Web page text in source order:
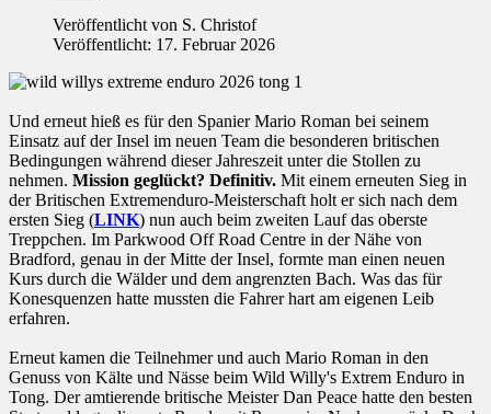
Veröffentlicht von S. Christof
Veröffentlicht: 17. Februar 2026
Und erneut hieß es für den Spanier Mario Roman bei seinem
Einsatz auf der Insel im neuen Team die besonderen britischen
Bedingungen während dieser Jahreszeit unter die Stollen zu
nehmen. Mission geglückt? Definitiv. Mit einem erneuten Sieg in
der Britischen Extremenduro-Meisterschaft holt er sich nach dem
ersten Sieg (LINK) nun auch beim zweiten Lauf das oberste
Treppchen. Im Parkwood Off Road Centre in der Nähe von
Bradford, genau in der Mitte der Insel, formte man einen neuen
Kurs durch die Wälder und dem angrenzten Bach. Was das für
Konesquenzen hatte mussten die Fahrer hart am eigenen Leib
erfahren.
Erneut kamen die Teilnehmer und auch Mario Roman in den
Genuss von Kälte und Nässe beim Wild Willy's Extrem Enduro in
Tong. Der amtierende britische Meister Dan Peace hatte den besten